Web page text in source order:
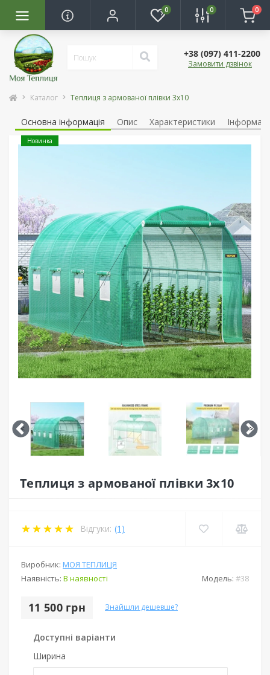
0 0 0
+38 (097) 411-2200
Замовити дзвінок
Каталог Теплиця з армованої плівки 3х10
Основна інформація Опис Характеристики
Новинка
< >
Теплиця з армованої плівки 3х10
Відгуки: (1)
Виробник: МОЯ ТЕПЛИЦЯ
Модель: #38
Наявність: В наявності
11 500 грн Знайшли дешевше?
Доступні варіанти
Ширина